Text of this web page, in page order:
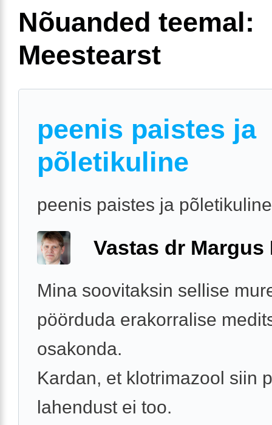
Nõuanded teemal:
Meestearst
peenis paistes ja
põletikuline
peenis paistes ja
Vastas dr Margus
Mina soovitaksin sellise
pöörduda erakorralise
osakonda.
Kardan, et klotrimazool siin
lahendust ei too.